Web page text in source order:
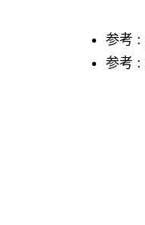
参考 :
参考 :